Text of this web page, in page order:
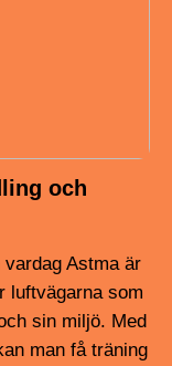
och
Astma är
luftvägarna som
sin miljö. Med
man få träning